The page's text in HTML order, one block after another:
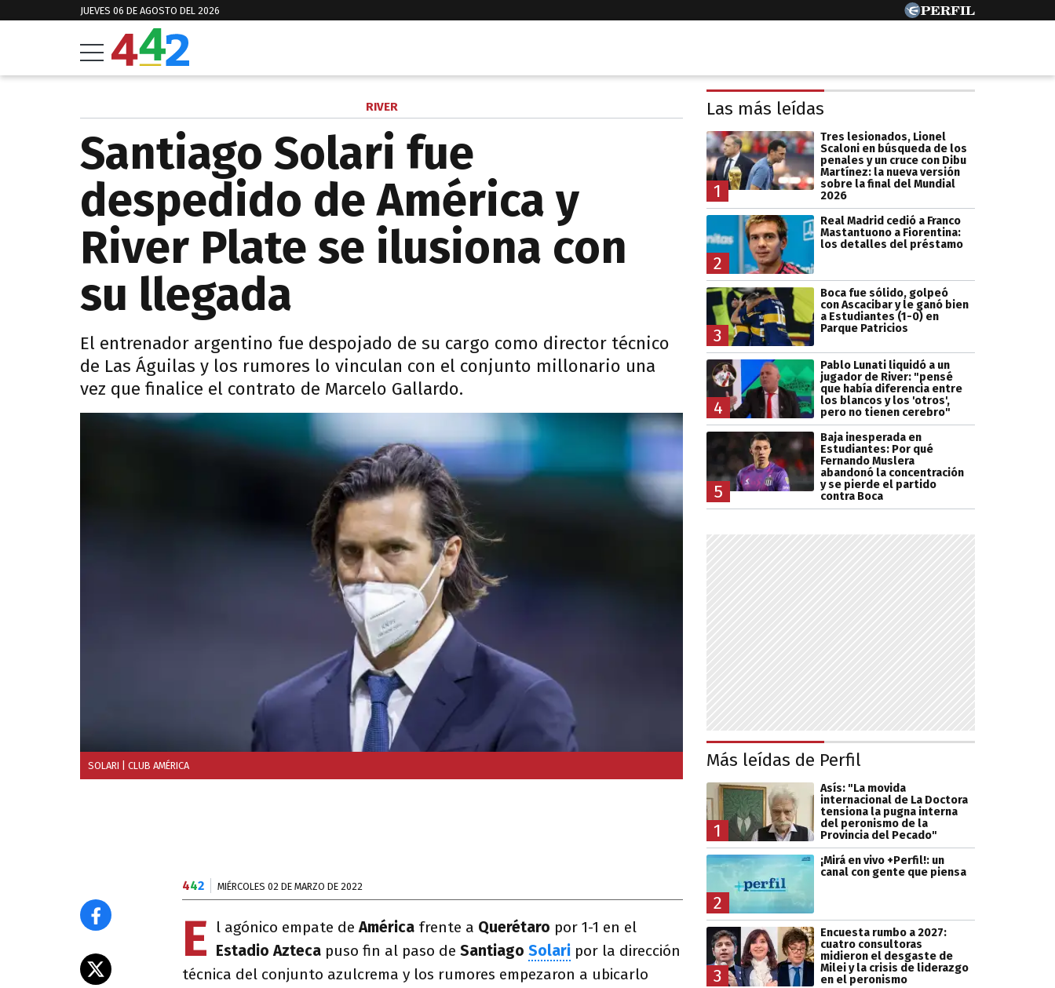
JUEVES 06 DE AGOSTO DEL 2026
RIVER
Santiago Solari fue
despedido de América y
River Plate se ilusiona con
su llegada
El entrenador argentino fue despojado de su cargo como director técnico
de Las Águilas y los rumores lo vinculan con el conjunto millonario una
vez que finalice el contrato de Marcelo Gallardo.
SOLARI | CLUB AMÉRICA
442 MIÉRCOLES 02 DE MARZO DE 2022
E l agónico empate deAmérica frente a Querétaro por 1-1 en el
Estadio Azteca puso fin al paso de Santiago Solari por la dirección
técnica del conjunto azulcrema y los rumores empezaron a ubicarlo
Las más leídas
1
Tres lesionados, Lionel
Scaloni en búsqueda de los
penales y un cruce con Dibu
Martínez: la nueva versión
sobre la final del Mundial
2026
2
Real Madrid cedió a Franco
Mastantuono a Fiorentina:
los detalles del préstamo
3
Boca fue sólido, golpeó
con Ascacibar y le ganó bien
a Estudiantes (1-0) en
Parque Patricios
4
Pablo Lunati liquidó a un
jugador de River: "pensé
que había diferencia entre
los blancos y los 'otros',
pero no tienen cerebro"
5
Baja inesperada en
Estudiantes: Por qué
Fernando Muslera
abandonó la concentración
y se pierde el partido
contra Boca
Más leídas de Perfil
1
Asís: "La movida
internacional de La Doctora
tensiona la pugna interna
del peronismo de la
Provincia del Pecado"
2
¡Mirá en vivo +Perfil!: un
canal con gente que piensa
3
Encuesta rumbo a 2027:
cuatro consultoras
midieron el desgaste de
Milei y la crisis de liderazgo
en el peronismo